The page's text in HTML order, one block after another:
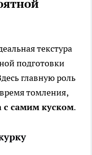
текстура
подготовки
главную роль
томления,
с самим куском.